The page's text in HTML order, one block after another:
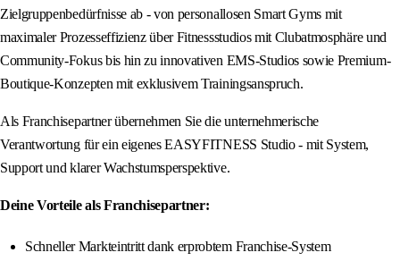
Zielgruppenbedürfnisse ab - von personallosen Smart Gyms mit
maximaler Prozesseffizienz über Fitnessstudios mit Clubatmosphäre und
Community-Fokus bis hin zu innovativen EMS-Studios sowie Premium-
Boutique-Konzepten mit exklusivem Trainingsanspruch.
Als Franchisepartner übernehmen Sie die unternehmerische
Verantwortung für ein eigenes EASYFITNESS Studio - mit System,
Support und klarer Wachstumsperspektive.
Deine Vorteile als Franchisepartner:
Schneller Markteintritt dank erprobtem Franchise-System